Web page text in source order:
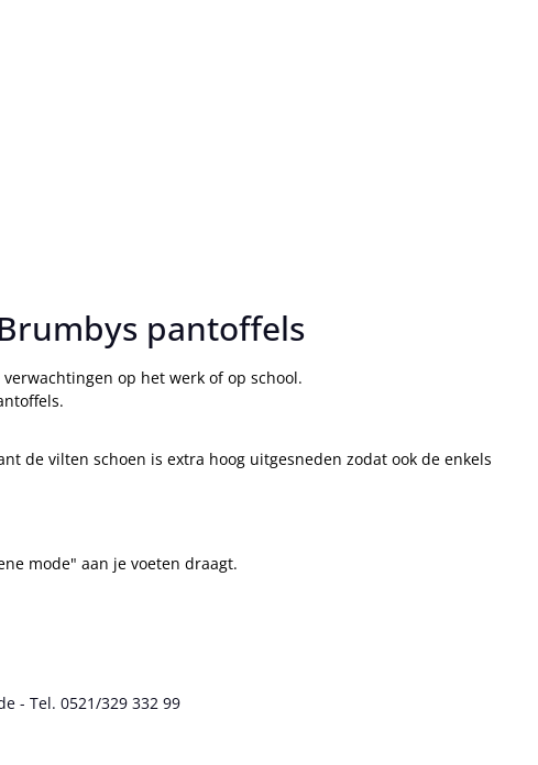
pantoffels
op het werk of op school.
de vilten schoen is extra hoog uitgesneden zodat ook de enkels
mode" aan je voeten draagt.
- Tel. 0521/329 332 99